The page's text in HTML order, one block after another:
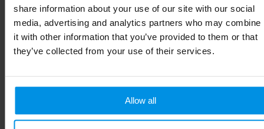
share information about your use of our site with our social
media, advertising and analytics partners who may combine
it with other information that you’ve provided to them or that
they’ve collected from your use of their services.
Allow all
Materiaal ABS
Breedte 11.6 cm